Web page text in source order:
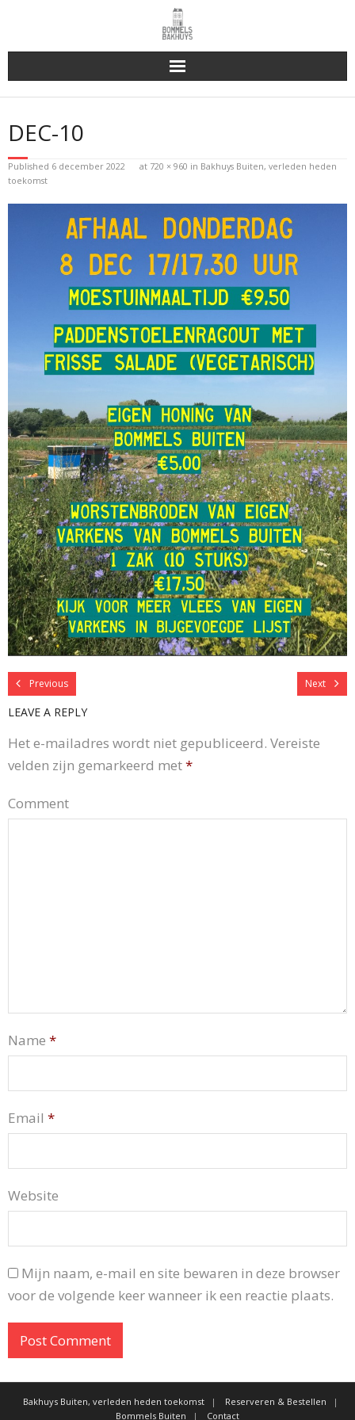
Bakhuys Buiten, verleden heden toekomst
Reserveren & Bestellen
Bommels Buiten
DEC-10
Published 6 december 2022 at 720 × 960 in Bakhuys Buiten, verleden heden
toekomst
Previous Next
LEAVE A REPLY
Het e-mailadres wordt niet gepubliceerd. Vereiste
velden zijn gemarkeerd met*
Comment
Name *
Email *
Website
Mijn naam, e-mail en site bewaren in deze browser
voor de volgende keer wanneer ik een reactie plaats.
Bakhuys Buiten, verleden heden toekomst
Reserveren & Bestellen
Bommels Buiten
Contact